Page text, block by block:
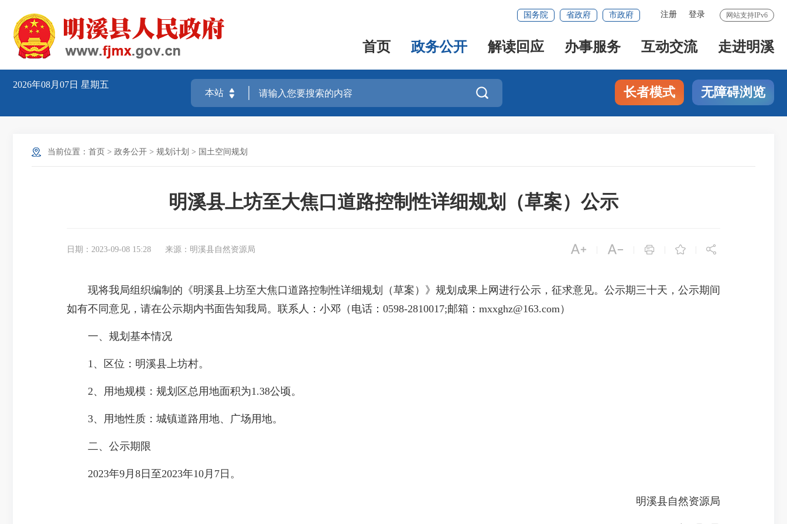
网站支持IPv6
注册 登录
国务院 省政府 市政府
首页 政务公开 解读回应 办事服务 互动交流 走进明溪
2026年08月07日 星期五
 长者模式 无障碍浏览
当前位置： 首页 > 政务公开 > 规划计划 > 国土空间规划
明溪县上坊至大焦口道路控制性详细规划（草案）公示
日期：2023-09-08 15:28 来源：明溪县自然资源局     
现将我局组织编制的《明溪县上坊至大焦口道路控制性详细规划（草案）》规划成果上网进行公示，征求意见。公示期三十天，公示期间
如有不同意见，请在公示期内书面告知我局。联系人：小邓（电话：0598-2810017;邮箱：mxxghz@163.com）
一、规划基本情况
1、区位：明溪县上坊村。
2、用地规模：规划区总用地面积为1.38公顷。
3、用地性质：城镇道路用地、广场用地。
二、公示期限
2023年9月8日至2023年10月7日。
明溪县自然资源局